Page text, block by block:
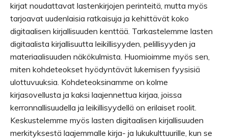
kirjat noudattavat lastenkirjojen perinteitä, mutta myös
tarjoavat uudenlaisia ratkaisuja ja kehittävät koko
digitaalisen kirjallisuuden kenttää. Tarkastelemme lasten
digitaalista kirjallisuutta leikillisyyden, pelillisyyden ja
materiaalisuuden näkökulmista. Huomioimme myös sen,
miten kohdeteokset hyödyntävät lukemisen fyysisiä
ulottuvuuksia. Kohdeteoksinamme on kolme
kirjasovellusta ja kaksi laajennettua kirjaa, joissa
kerronnallisuudella ja leikillisyydellä on erilaiset roolit.
Keskustelemme myös lasten digitaalisen kirjallisuuden
merkityksestä laajemmalle kirja- ja lukukulttuurille, kun se